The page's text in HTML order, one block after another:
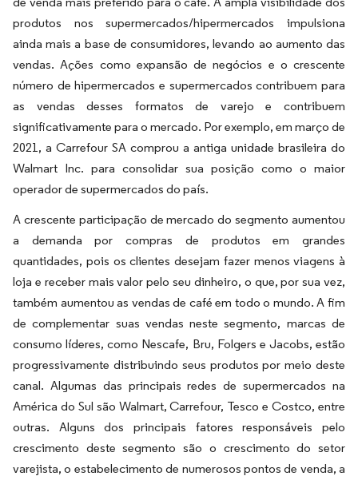
produtos nos supermercados/hipermercados impulsiona
ainda mais a base de consumidores, levando ao aumento das
vendas. Ações como expansão de negócios e o crescente
número de hipermercados e supermercados contribuem para
as vendas desses formatos de varejo e contribuem
significativamente para o mercado. Por exemplo, em março de
2021, a Carrefour SA comprou a antiga unidade brasileira do
Walmart Inc. para consolidar sua posição como o maior
operador de supermercados do país.
A crescente participação de mercado do segmento aumentou
a demanda por compras de produtos em grandes
quantidades, pois os clientes desejam fazer menos viagens à
loja e receber mais valor pelo seu dinheiro, o que, por sua vez,
também aumentou as vendas de café em todo o mundo. A fim
de complementar suas vendas neste segmento, marcas de
consumo líderes, como Nescafe, Bru, Folgers e Jacobs, estão
progressivamente distribuindo seus produtos por meio deste
canal. Algumas das principais redes de supermercados na
América do Sul são Walmart, Carrefour, Tesco e Costco, entre
outras. Alguns dos principais fatores responsáveis pelo
crescimento deste segmento são o crescimento do setor
varejista, o estabelecimento de numerosos pontos de venda, a